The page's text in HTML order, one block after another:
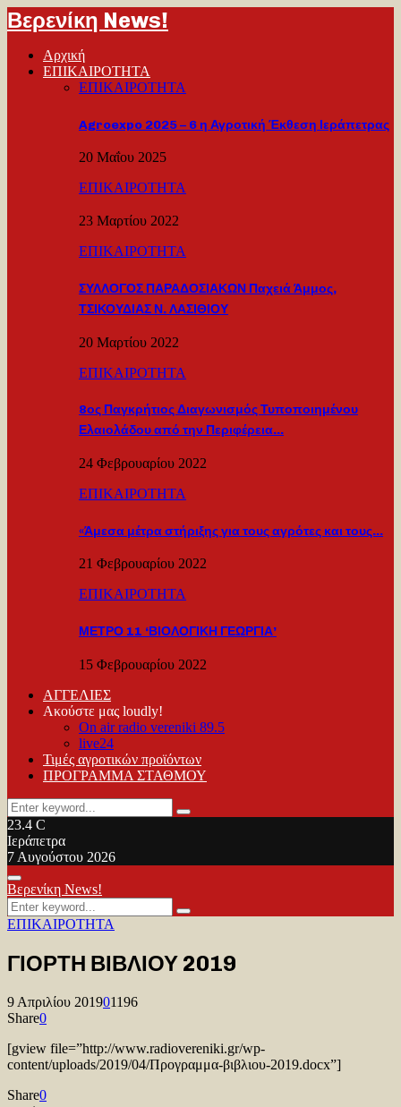
Βερενίκη News!
Αρχική
ΕΠΙΚΑΙΡΟΤΗΤΑ
ΕΠΙΚΑΙΡΟΤΗΤΑ
Agroexpo 2025 – 6 η Αγροτική Έκθεση Ιεράπετρας
20 Μαΐου 2025
ΕΠΙΚΑΙΡΟΤΗΤΑ
23 Μαρτίου 2022
ΕΠΙΚΑΙΡΟΤΗΤΑ
ΣΥΛΛΟΓΟΣ ΠΑΡΑΔΟΣΙΑΚΩΝ Παχειά Άμμος,
ΤΣΙΚΟΥΔΙΑΣ Ν. ΛΑΣΙΘΙΟΥ
20 Μαρτίου 2022
ΕΠΙΚΑΙΡΟΤΗΤΑ
8ος Παγκρήτιος Διαγωνισμός Τυποποιημένου
Ελαιολάδου από την Περιφέρεια…
24 Φεβρουαρίου 2022
ΕΠΙΚΑΙΡΟΤΗΤΑ
«Άμεσα μέτρα στήριξης για τους αγρότες και τους…
21 Φεβρουαρίου 2022
ΕΠΙΚΑΙΡΟΤΗΤΑ
ΜΕΤΡΟ 11 ‘ΒΙΟΛΟΓΙΚΗ ΓΕΩΡΓΙΑ’
15 Φεβρουαρίου 2022
ΑΓΓΕΛΙΕΣ
Ακούστε μας loudly!
On air radio vereniki 89.5
live24
Τιμές αγροτικών προϊόντων
ΠΡΟΓΡΑΜΜΑ ΣΤΑΘΜΟΥ
Search
for:
Search
23.4 C
Ιεράπετρα
7 Αυγούστου 2026
Facebook
Twitter
Youtube
Primary
Menu
Βερενίκη News!
Search
for:
Search
ΕΠΙΚΑΙΡΟΤΗΤΑ
ΓΙΟΡΤΗ ΒΙΒΛΙΟΥ 2019
9 Απριλίου 201901196
Share0
[gview file=”http://www.radiovereniki.gr/wp-
content/uploads/2019/04/Προγραμμα-βιβλιου-2019.docx”]
Share0